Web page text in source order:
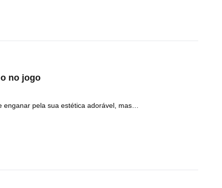
no jogo
pela sua estética adorável, mas…